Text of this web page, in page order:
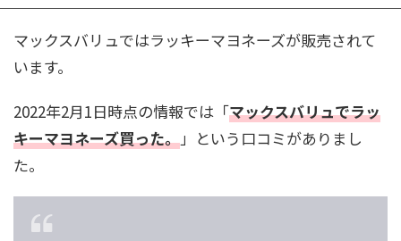
マックスバリュではラッキーマヨネーズが販売されて
います。
2022年2月1日時点の情報では「マックスバリュでラッ
キーマヨネーズ買った。」という口コミがありまし
た。